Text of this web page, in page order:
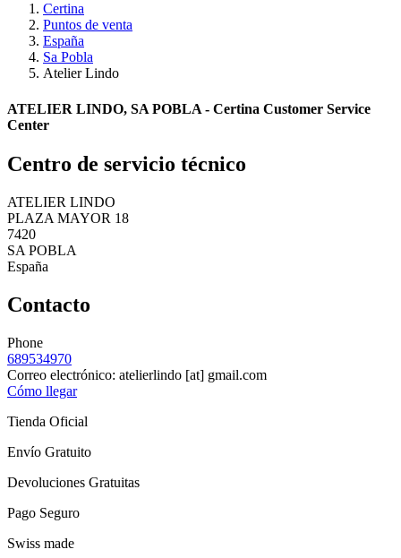
Certina
Puntos de venta
España
Sa Pobla
Atelier Lindo
ATELIER LINDO, SA POBLA - Certina Customer Service
Center
Centro de servicio técnico
ATELIER LINDO
PLAZA MAYOR 18
7420
SA POBLA
España
Contacto
Phone
689534970
Correo electrónico: atelierlindo [at] gmail.com
Cómo llegar
Tienda Oficial
Envío Gratuito
Devoluciones Gratuitas
Pago Seguro
Swiss made